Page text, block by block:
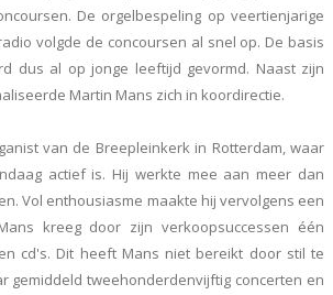
De orgelbespeling op veertienjarige
volgde de concoursen al snel op. De basis
dus al op jonge leeftijd gevormd. Naast zijn
Martin Mans zich in koordirectie.
van de Breepleinkerk in Rotterdam, waar
actief is. Hij werkte mee aan meer dan
Vol enthousiasme maakte hij vervolgens een
kreeg door zijn verkoopsuccessen één
cd's. Dit heeft Mans niet bereikt door stil te
gemiddeld tweehonderdenvijftig concerten en